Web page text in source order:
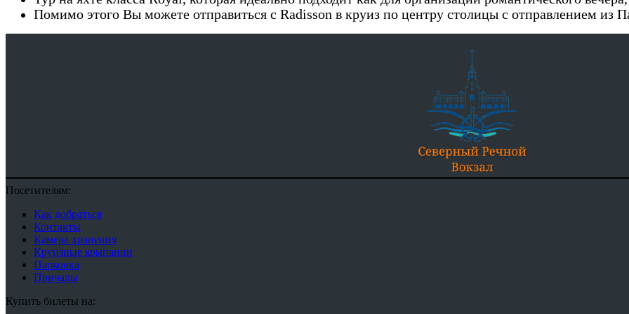
Помимо этого Вы можете отправиться с Radisson в круиз по центру столицы с отправлением из
Посетителям:
Как добраться
Контакты
Камера хранения
Круизные компании
Парковка
Причалы
Купить билеты на: